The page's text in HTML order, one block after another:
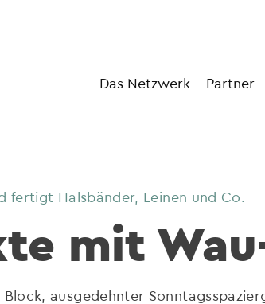
Das Netzwerk Partner
fertigt Halsbänder, Leinen und Co.
mit
ausgedehnter